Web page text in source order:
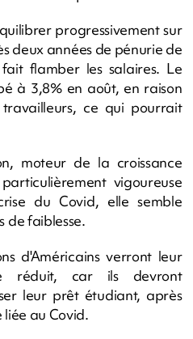
progressivement sur
deux années de pénurie de
flamber les salaires. Le
à 3,8% en août, en raison
ce qui pourrait
moteur de la croissance
vigoureuse
du Covid, elle semble
de faiblesse.
d'Américains verront leur
réduit, car ils devront
leur prêt étudiant, après
liée au Covid.